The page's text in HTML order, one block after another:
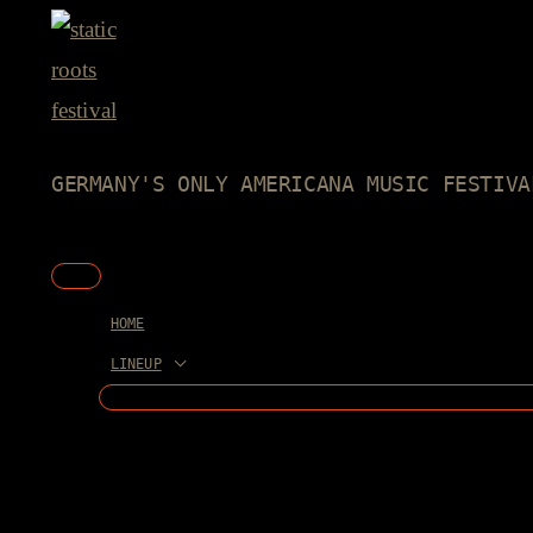
Skip
content
GERMANY'S ONLY AMERICANA MUSIC
Main
HOME
LINEUP